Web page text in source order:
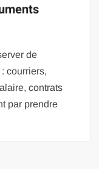
de
courriers,
contrats
par prendre